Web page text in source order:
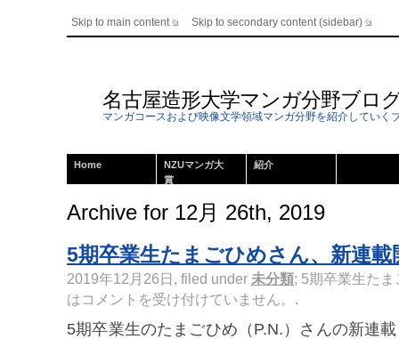
Skip to main content Skip to secondary content (sidebar)
名古屋造形大学マンガ分野ブロ
マンガコースおよび映像文学領域マンガ分野を紹介していく
Home
NZUマンガ大
賞
紹介
Archive for 12月 26th, 2019
5期卒業生たまごひめさん、新連載
2019年12月26日, filed under 未分類; 5期卒業生た
はコメントを受け付けていません。 .
5期卒業生のたまごひめ（P.N.）さんの新連